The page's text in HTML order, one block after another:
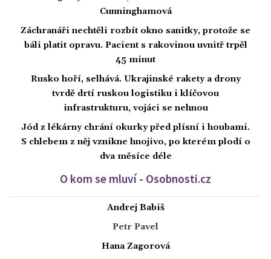
Cunninghamová
Záchranáři nechtěli rozbít okno sanitky, protože se
báli platit opravu. Pacient s rakovinou uvnitř trpěl
45 minut
Rusko hoří, selhává. Ukrajinské rakety a drony
tvrdě drtí ruskou logistiku i klíčovou
infrastrukturu, vojáci se nehnou
Jód z lékárny chrání okurky před plísní i houbami.
S chlebem z něj vznikne hnojivo, po kterém plodí o
dva měsíce déle
O kom se mluví - Osobnosti.cz
Andrej Babiš
Petr Pavel
Hana Zagorová